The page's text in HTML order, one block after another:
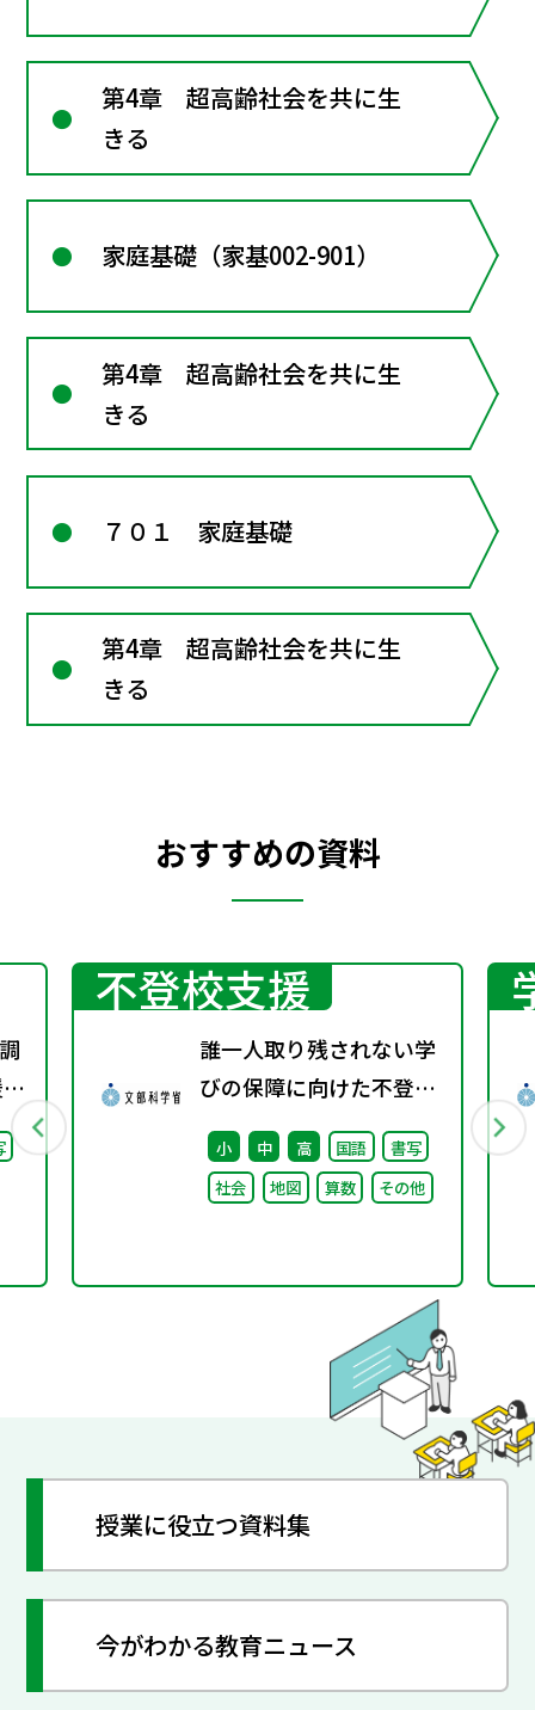
第4章 超高齢社会を共に生
きる
家庭基礎（家基002-901）
第4章 超高齢社会を共に生
きる
７０１ 家庭基礎
第4章 超高齢社会を共に生
きる
おすすめの資料
不登校支援
誰一人取り残されない学
びの保障に向けた不登校
対策推進本部（第4回）
安心して学べる魅力ある
学校づくりの推進に向け
小 中 高 国語
書写
社会
地図 算数 その他
授業に役立つ資料集
今がわかる教育ニュース